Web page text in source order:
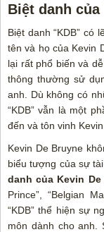
Biệt danh
Biệt danh “KDB” có
tên và họ của Kevin
lại rất phổ biến và
thông thường sử
anh. Dù không có
“KDB” vẫn là một
đến và tôn vinh
Kevin De Bruyne
biểu tượng của sự
danh của Kevin De
Prince”, “Belgian
“KDB” thể hiện sự
môn dành cho anh.